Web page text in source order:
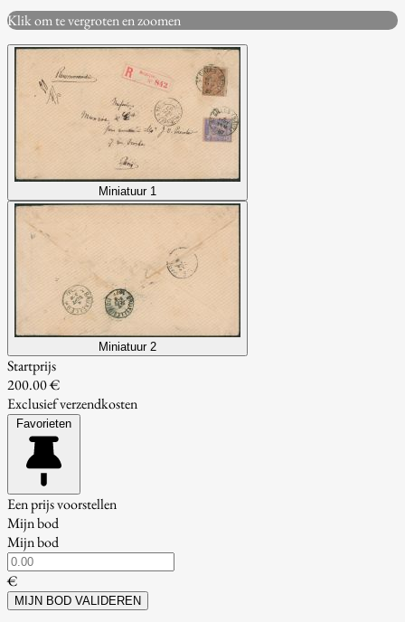
Klik om te vergroten en zoomen
Miniatuur 1
Miniatuur 2
Startprijs
200.00 €
Exclusief verzendkosten
Favorieten
Een prijs voorstellen
Mijn bod
Mijn bod
€
MIJN BOD VALIDEREN